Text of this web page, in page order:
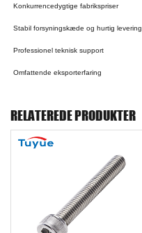
Konkurrencedygtige fabrikspriser
Stabil forsyningskæde og hurtig levering
Professionel teknisk support
Omfattende eksporterfaring
RELATEREDE PRODUKTER